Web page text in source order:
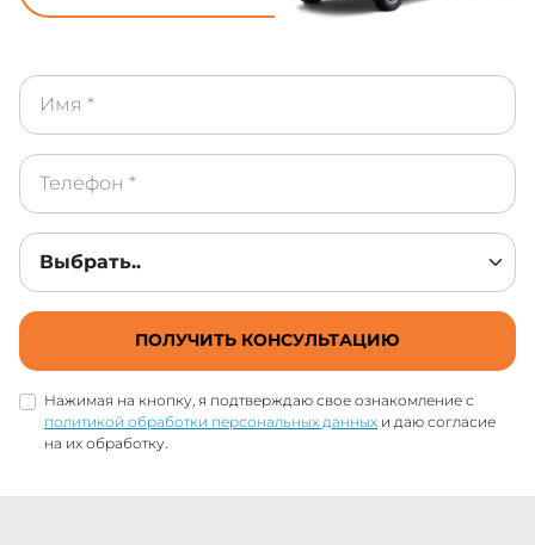
ПОЛУЧИТЬ КОНСУЛЬТАЦИЮ
Нажимая на кнопку, я подтверждаю свое ознакомление с
политикой обработки персональных данных и даю согласие
на их обработку.